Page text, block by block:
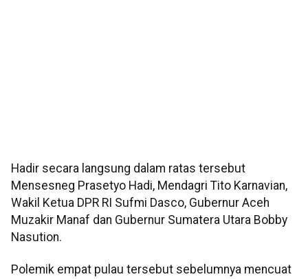
Hadir secara langsung dalam ratas tersebut
Mensesneg Prasetyo Hadi, Mendagri Tito Karnavian,
Wakil Ketua DPR RI Sufmi Dasco, Gubernur Aceh
Muzakir Manaf dan Gubernur Sumatera Utara Bobby
Nasution.
Polemik empat pulau tersebut sebelumnya mencuat